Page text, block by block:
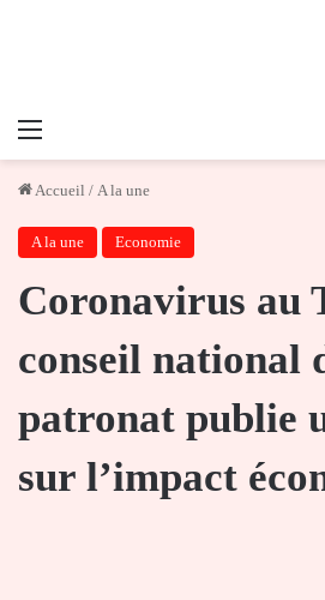
Menu
Accueil / A la une
A la une Economie
Coronavirus au
conseil national
patronat publie
sur l’impact